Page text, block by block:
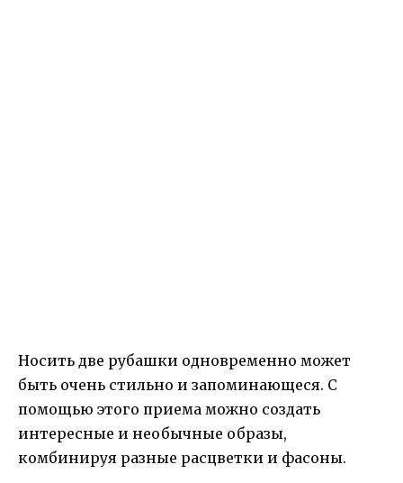
Носить две рубашки одновременно может
быть очень стильно и запоминающеся. С
помощью этого приема можно создать
интересные и необычные образы,
комбинируя разные расцветки и фасоны.